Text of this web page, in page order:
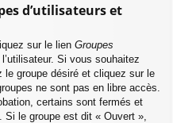
d’utilisateurs et
sur le lien Groupes
Si vous souhaitez
le groupe désiré et cliquez sur le
ne sont pas en libre accès.
certains sont fermés et
Si le groupe est dit « Ouvert »,